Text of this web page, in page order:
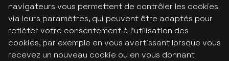
navigateurs vous permettent de contrôler les cookies
via leurs paramètres, qui peuvent être adaptés pour
refléter votre consentement à l'utilisation des
cookies, par exemple en vous avertissant lorsque vous
recevez un nouveau cookie ou en vous donnant